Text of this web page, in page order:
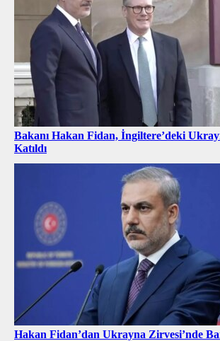
Bakanı Hakan Fidan, İngiltere’deki
Katıldı
Hakan Fidan’dan Ukrayna Zirvesi’nde